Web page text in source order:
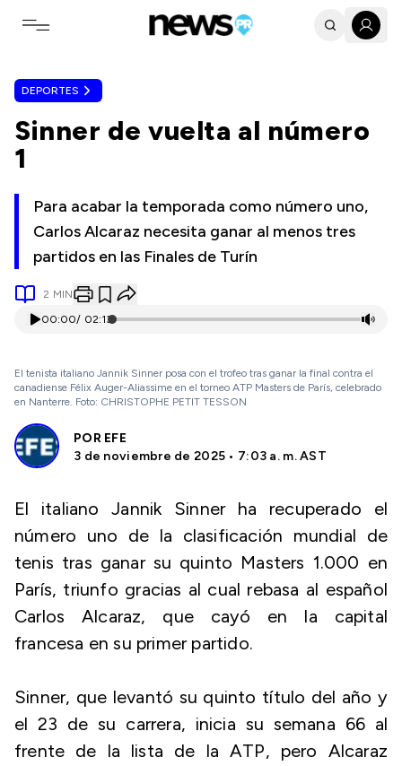
Toggle navigation menu
DEPORTES
Sinner de vuelta al número
1
Para acabar la temporada como número uno,
Carlos Alcaraz necesita ganar al menos tres
partidos en las Finales de Turín
2 MIN
00:00/ 02:13
El tenista italiano Jannik Sinner posa con el trofeo tras ganar la final contra el
canadiense Félix Auger-Aliassime en el torneo ATP Masters de París, celebrado
en Nanterre. Foto: CHRISTOPHE PETIT TESSON
POR EFE
3 de noviembre de 2025 • 7:03 a. m. AST
El italiano Jannik Sinner ha recuperado el
número uno de la clasificación mundial de
tenis tras ganar su quinto Masters 1.000 en
París, triunfo gracias al cual rebasa al español
Carlos Alcaraz, que cayó en la capital
francesa en su primer partido.
Sinner, que levantó su quinto título del año y
el 23 de su carrera, inicia su semana 66 al
frente de la lista de la ATP, pero Alcaraz